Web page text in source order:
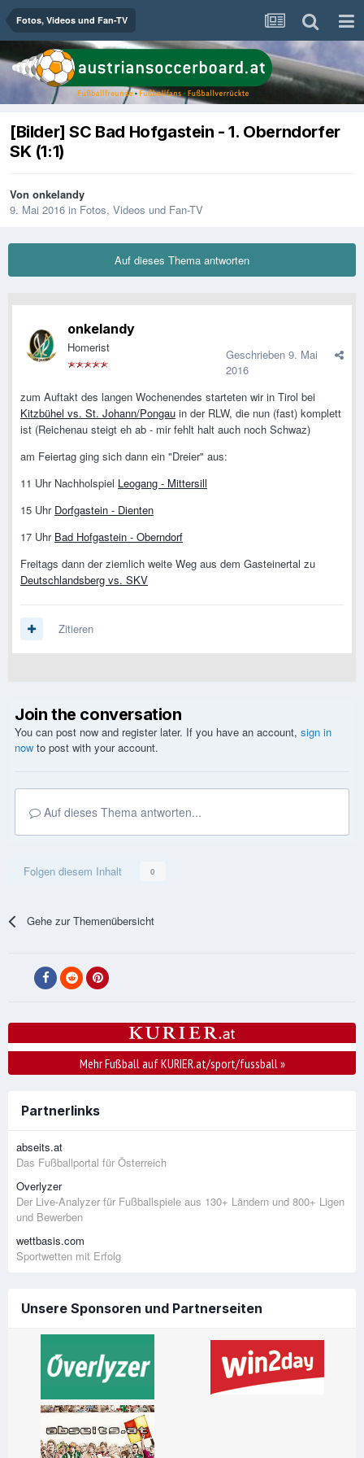
Fotos, Videos und Fan-TV
[Bilder] SC Bad Hofgastein - 1. Oberndorfer
SK (1:1)
Von onkelandy
9. Mai 2016 in Fotos, Videos und Fan-TV
Auf dieses Thema antworten
onkelandy
Homerist Geschrieben 9. Mai
2016
zum Auftakt des langen Wochenendes starteten wir in Tirol bei
Kitzbühel vs. St. Johann/Pongau in der RLW, die nun (fast) komplett
ist (Reichenau steigt eh ab - mir fehlt halt auch noch Schwaz)
am Feiertag ging sich dann ein "Dreier" aus:
11 Uhr Nachholspiel Leogang - Mittersill
15 Uhr Dorfgastein - Dienten
17 Uhr Bad Hofgastein - Oberndorf
Freitags dann der ziemlich weite Weg aus dem Gasteinertal zu
Deutschlandsberg vs. SKV
Zitieren
Join the conversation
You can post now and register later. If you have an account, sign in
now to post with your account.
Auf dieses Thema antworten...
Folgen diesem Inhalt 0
Gehe zur Themenübersicht
Mehr Fußball auf KURIER.at/sport/fussball»
Partnerlinks
abseits.at
Das Fußballportal für Österreich
Overlyzer
Der Live-Analyzer für Fußballspiele aus 130+ Ländern und 800+ Ligen
und Bewerben
wettbasis.com
Sportwetten mit Erfolg
Unsere Sponsoren und Partnerseiten